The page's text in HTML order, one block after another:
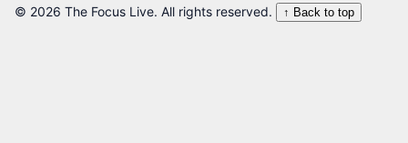
© 2026 The Focus Live. All rights reserved. ↑ Back to top